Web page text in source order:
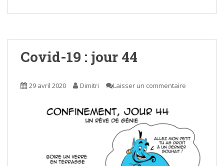
Covid-19 : jour 44
29 avril 2020 Dimitri Laisser un commentaire